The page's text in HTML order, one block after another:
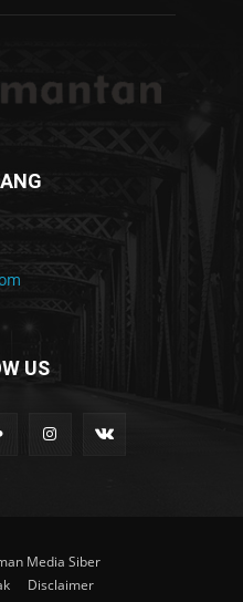
US
Media Siber
Disclaimer